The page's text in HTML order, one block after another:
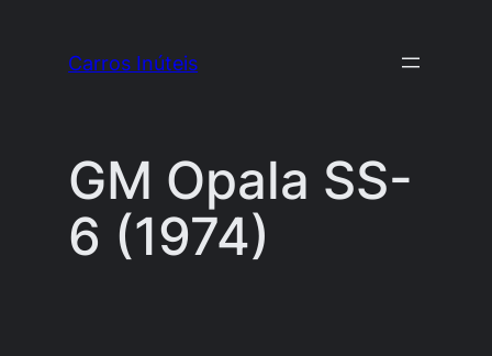
Carros Inúteis
GM Opala SS-
6 (1974)